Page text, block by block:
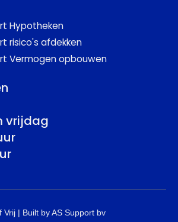
Hypotheken
risico's afdekken
Vermogen opbouwen
vrijdag
Vrij | Built by AS Support bv